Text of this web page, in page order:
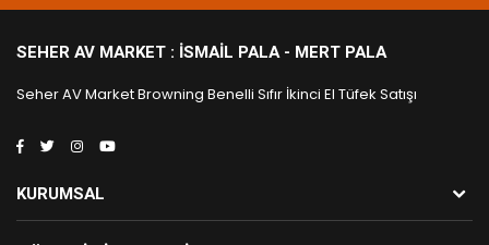
SEHER AV MARKET : İSMAIL PALA - MERT PALA
Seher AV Market Browning Benelli Sıfır İkinci El Tüfek Satışı
KURUMSAL